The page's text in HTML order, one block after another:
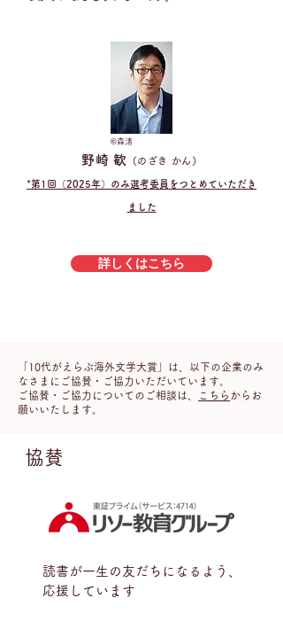
©︎森清
​野崎 歓 （のざき かん）​
*第1回（2025年）のみ選考委員をつとめていただき
ました
詳しくはこちら
​「10代がえらぶ海外文学大賞」は、以下の企業のみ
なさまにご協賛・ご協力いただいています。
ご協賛・ご協力についてのご相談は、
こちら からお
願いいたします。
協賛
読書が一生の友だちになるよう、
応援しています